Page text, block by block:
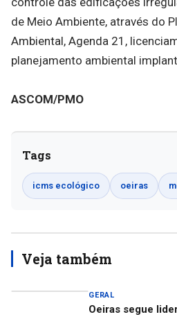
de Meio Ambiente, através do
Ambiental, Agenda 21,
planejamento ambiental
ASCOM/PMO
Tags
icms ecológico oeiras
Veja também
GERAL
Oeiras segue